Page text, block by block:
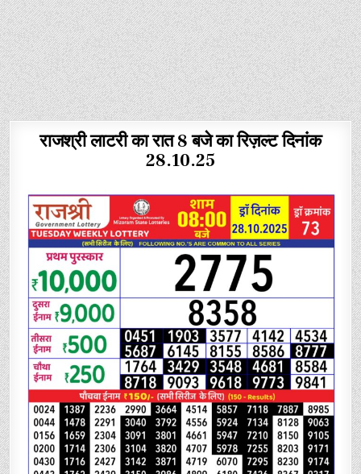
राजश्री लाटरी का रात 8 बजे का रिज़ल्ट दिनांक
28.10.25